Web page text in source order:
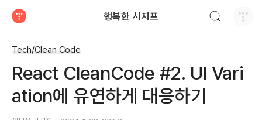
행복한 시지프
Tech/Clean Code
React CleanCode #2. UI Vari
ation에 유연하게 대응하기